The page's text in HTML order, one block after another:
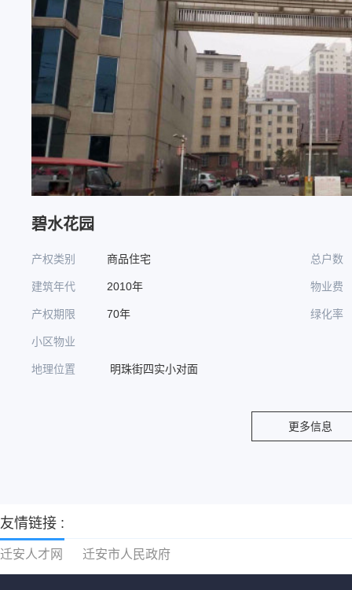
碧水花园
产权类别 商品住宅 总户数
建筑年代 2010年 物业费
产权期限 70年 绿化率
小区物业
地理位置 明珠街四实小对面
更多信息
友情链接 :
迁安人才网 迁安市人民政府